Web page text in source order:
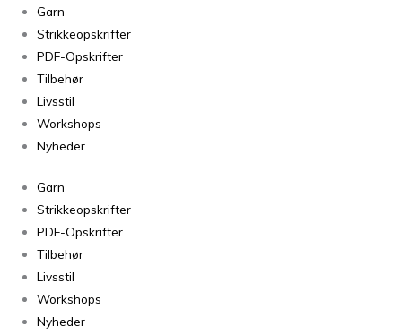
Garn
Strikkeopskrifter
PDF-Opskrifter
Tilbehør
Livsstil
Workshops
Nyheder
Garn
Strikkeopskrifter
PDF-Opskrifter
Tilbehør
Livsstil
Workshops
Nyheder
Kameluld
Rabarber
1129
antal